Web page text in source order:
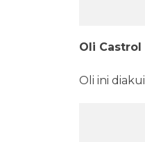
Oli Castrol
Oli ini